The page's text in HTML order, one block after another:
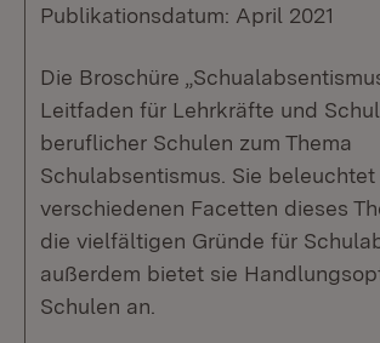
Publikationsdatum: April 2021
Die Broschüre
Leitfaden für Lehrkräfte und
beruflicher Schulen zum Thema
Schulabsentismus. Sie beleuchtet
verschiedenen Facetten dieses
die vielfältigen Gründe für
außerdem bietet sie
Schulen an.